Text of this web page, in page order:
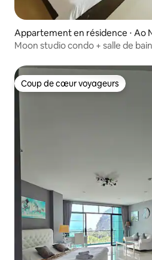
Appartement en résidence ⋅ Ao
Moon studio condo + salle de
Coup de cœur voyageurs
Coup de cœur voyageurs